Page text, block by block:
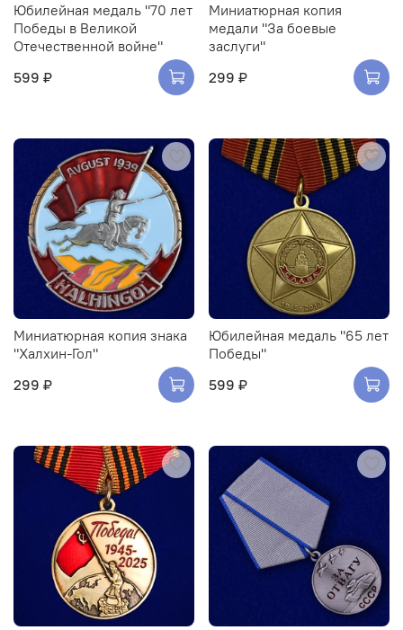
Юбилейная медаль "70 лет
Победы в Великой
Отечественной войне"
599 ₽
Миниатюрная копия
медали "За боевые
заслуги"
299 ₽
Миниатюрная копия знака
"Халхин-Гол"
299 ₽
Юбилейная медаль "65 лет
Победы"
599 ₽